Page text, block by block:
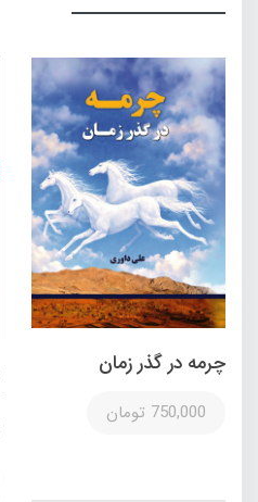
چرمه در گذر زمان
750,000 تومان